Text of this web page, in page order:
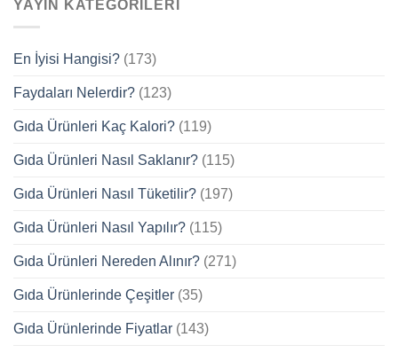
YAYIN KATEGORILERI
En İyisi Hangisi? (173)
Faydaları Nelerdir? (123)
Gıda Ürünleri Kaç Kalori? (119)
Gıda Ürünleri Nasıl Saklanır? (115)
Gıda Ürünleri Nasıl Tüketilir? (197)
Gıda Ürünleri Nasıl Yapılır? (115)
Gıda Ürünleri Nereden Alınır? (271)
Gıda Ürünlerinde Çeşitler (35)
Gıda Ürünlerinde Fiyatlar (143)